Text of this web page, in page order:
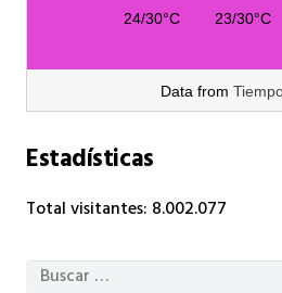
24/30°C 23/30°C
Data from
Estadísticas
Total visitantes: 8.002.077
Buscar: